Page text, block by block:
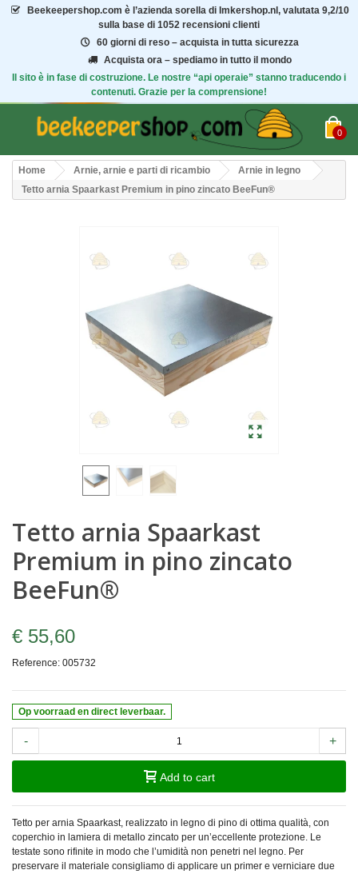
Beekeepershop.com è l’azienda sorella di Imkershop.nl, valutata 9,2/10
sulla base di 1052 recensioni clienti
60 giorni di reso – acquista in tutta sicurezza
Acquista ora – spediamo in tutto il mondo
Il sito è in fase di costruzione. Le nostre “api operaie” stanno traducendo i
contenuti. Grazie per la comprensione!
0
Home Arnie, arnie e parti di ricambio
Arnie in legno
Tetto arnia Spaarkast Premium in pino zincato BeeFun®
Tetto arnia Spaarkast
Premium in pino zincato
BeeFun®
€ 55,60
Reference: 005732
Op voorraad en direct leverbaar.
- +
Add to cart
Tetto per arnia Spaarkast, realizzato in legno di pino di ottima qualità, con
coperchio in lamiera di metallo zincato per un’eccellente protezione. Le
testate sono rifinite in modo che l’umidità non penetri nel legno. Per
preservare il materiale consigliamo di applicare un primer e verniciare due